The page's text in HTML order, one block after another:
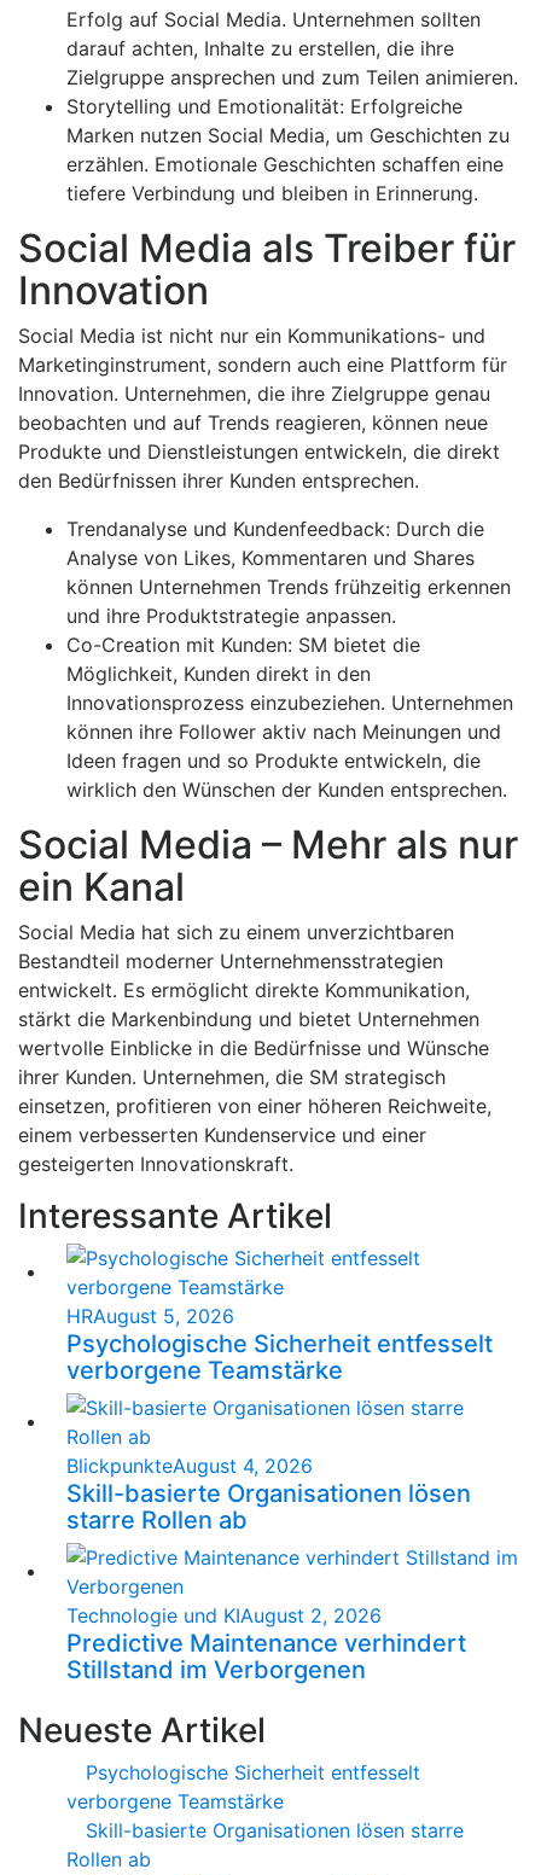
Erfolg auf Social Media. Unternehmen sollten
darauf achten, Inhalte zu erstellen, die ihre
Zielgruppe ansprechen und zum Teilen animieren.
Storytelling und Emotionalität: Erfolgreiche
Marken nutzen Social Media, um Geschichten zu
erzählen. Emotionale Geschichten schaffen eine
tiefere Verbindung und bleiben in Erinnerung.
Social Media als Treiber für
Innovation
Social Media ist nicht nur ein Kommunikations- und
Marketinginstrument, sondern auch eine Plattform für
Innovation. Unternehmen, die ihre Zielgruppe genau
beobachten und auf Trends reagieren, können neue
Produkte und Dienstleistungen entwickeln, die direkt
den Bedürfnissen ihrer Kunden entsprechen.
Trendanalyse und Kundenfeedback: Durch die
Analyse von Likes, Kommentaren und Shares
können Unternehmen Trends frühzeitig erkennen
und ihre Produktstrategie anpassen.
Co-Creation mit Kunden: SM bietet die
Möglichkeit, Kunden direkt in den
Innovationsprozess einzubeziehen. Unternehmen
können ihre Follower aktiv nach Meinungen und
Ideen fragen und so Produkte entwickeln, die
wirklich den Wünschen der Kunden entsprechen.
Social Media – Mehr als nur
ein Kanal
Social Media hat sich zu einem unverzichtbaren
Bestandteil moderner Unternehmensstrategien
entwickelt. Es ermöglicht direkte Kommunikation,
stärkt die Markenbindung und bietet Unternehmen
wertvolle Einblicke in die Bedürfnisse und Wünsche
ihrer Kunden. Unternehmen, die SM strategisch
einsetzen, profitieren von einer höheren Reichweite,
einem verbesserten Kundenservice und einer
gesteigerten Innovationskraft.
Interessante Artikel
HRAugust 5, 2026
Psychologische Sicherheit entfesselt
verborgene Teamstärke
BlickpunkteAugust 4, 2026
Skill-basierte Organisationen lösen
starre Rollen ab
Technologie und KIAugust 2, 2026
Predictive Maintenance verhindert
Stillstand im Verborgenen
Neueste Artikel
Psychologische Sicherheit entfesselt
verborgene Teamstärke
Skill-basierte Organisationen lösen starre
Rollen ab